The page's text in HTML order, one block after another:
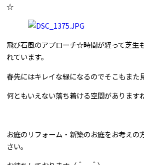
☆
飛び石風のアプローチ☆時間が経って芝生
れています。
春先にはキレイな緑になるのでそこもまた
何ともいえない落ち着ける空間があります
お庭のリフォーム・新築のお庭をお考えの
さい。